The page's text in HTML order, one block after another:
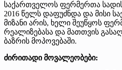
საქართველოს ფერმერთა
2016 წელს დაფუძნდა და მისი
მიზანი არის, ხელი შეუწყოს
რეალიზებასა და მათთვის
ბაზრის მოპოვებაში.
ძირითადი მოვალეობები: